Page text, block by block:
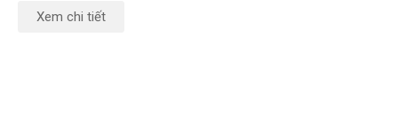
Xem chi tiết